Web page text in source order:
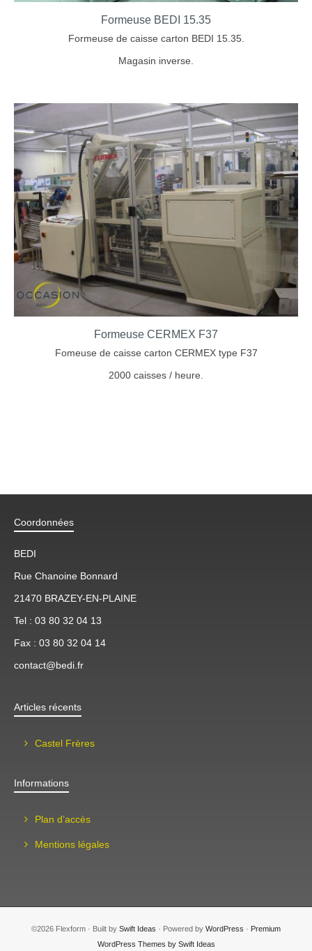
Formeuse BEDI 15.35
Formeuse de caisse carton BEDI 15.35.
Magasin inverse.
Formeuse CERMEX F37
Fomeuse de caisse carton CERMEX type F37
2000 caisses / heure.
Coordonnées
BEDI
Rue Chanoine Bonnard
21470 BRAZEY-EN-PLAINE
Tel : 03 80 32 04 13
Fax : 03 80 32 04 14
contact@bedi.fr
Articles récents
Castel Frères
Informations
Plan d’accès
Mentions légales
©2026 Flexform · Built by Swift Ideas · Powered by WordPress · Premium
WordPress Themes by Swift Ideas